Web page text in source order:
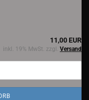
11,00 EUR
inkl. 19% MwSt. zzgl. Versand